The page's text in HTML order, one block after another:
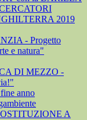
2019
- Progetto
e natura"
DI MEZZO -
anno
A